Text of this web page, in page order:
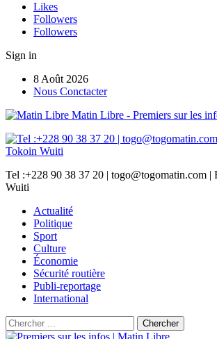
Likes
Followers
Followers
Sign in
8 Août 2026
Nous Conctacter
Matin Libre - Premiers sur les
Tel :+228 90 38 37 20 | togo@togomatin.com |
Wuiti
Actualité
Politique
Sport
Culture
Économie
Sécurité routière
Publi-reportage
International